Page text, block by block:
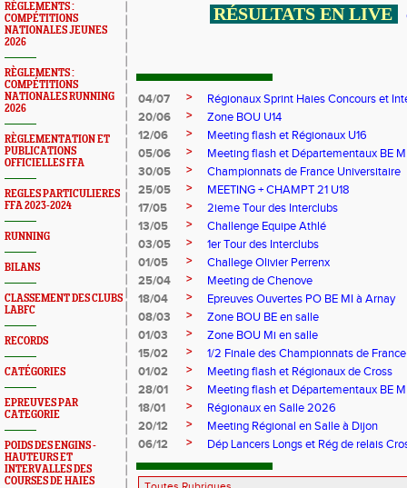
RÈGLEMENTS :
COMPÉTITIONS
NATIONALES JEUNES
2026
RÈGLEMENTS :
COMPÉTITIONS
NATIONALES RUNNING
2026
RÈGLEMENTATION ET
PUBLICATIONS
OFFICIELLES FFA
REGLES PARTICULIERES
FFA 2023-2024
RUNNING
BILANS
CLASSEMENT DES CLUBS
LABFC
RECORDS
CATÉGORIES
EPREUVES PAR
CATEGORIE
POIDS DES ENGINS -
HAUTEURS ET
INTERVALLES DES
COURSES DE HAIES
RÉSULTATS EN LIVE
04/07 >
Régionaux Sprint Haies Concours et
20/06
>
Zone BOU U14
12/06
>
Meeting flash et Régionaux U16
05/06
>
Meeting flash et Départementaux BE
30/05
>
Championnats de France Universitaire
25/05
>
MEETING + CHAMPT 21 U18
17/05
>
2ieme Tour des Interclubs
13/05
>
Challenge Equipe Athlé
03/05
>
1er Tour des Interclubs
01/05
>
Challege Olivier Perrenx
25/04
>
Meeting de Chenove
18/04
>
Epreuves Ouvertes PO BE MI à Arnay
08/03
>
Zone BOU BE en salle
01/03
>
Zone BOU Mi en salle
15/02
>
1/2 Finale des Championnats de
01/02
>
Meeting flash et Régionaux de Cross
28/01
>
Meeting flash et Départementaux BE
18/01
>
Régionaux en Salle 2026
20/12
>
Meeting Régional en Salle à Dijon
06/12
> Dép Lancers Longs et Rég de relais